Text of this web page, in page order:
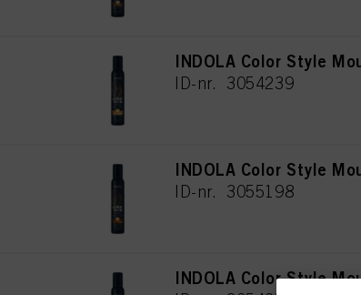
INDOLA Color Style
ID-nr. 3054239
INDOLA Color Style
ID-nr. 3055198
INDOLA Color Style